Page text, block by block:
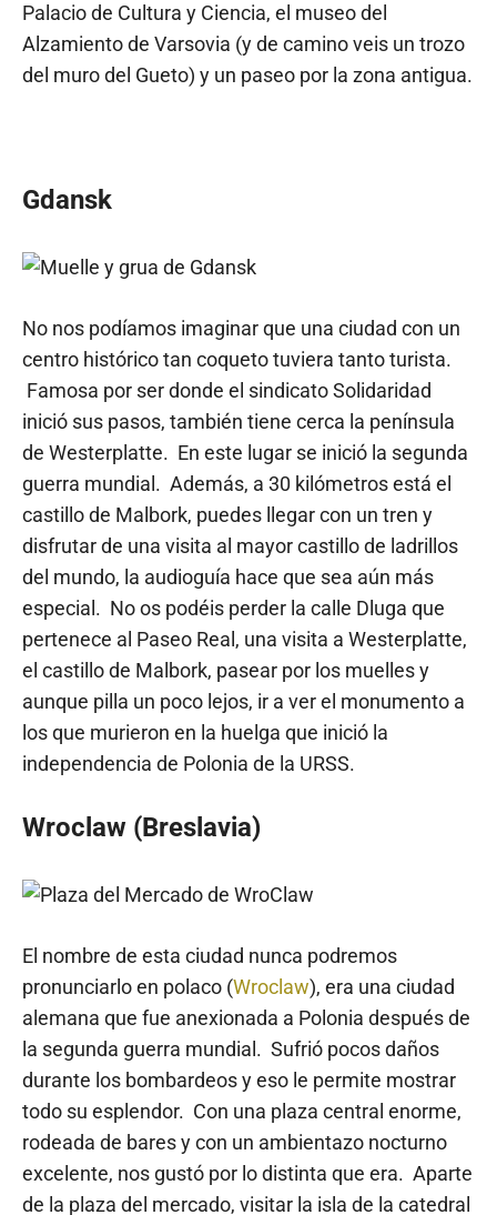
Palacio de Cultura y Ciencia, el museo del
Alzamiento de Varsovia (y de camino veis un trozo
del muro del Gueto) y un paseo por la zona antigua.
Gdansk
No nos podíamos imaginar que una ciudad con un
centro histórico tan coqueto tuviera tanto turista.
Famosa por ser donde el sindicato Solidaridad
inició sus pasos, también tiene cerca la península
de Westerplatte. En este lugar se inició la segunda
guerra mundial. Además, a 30 kilómetros está el
castillo de Malbork, puedes llegar con un tren y
disfrutar de una visita al mayor castillo de ladrillos
del mundo, la audioguía hace que sea aún más
especial. No os podéis perder la calle Dluga que
pertenece al Paseo Real, una visita a Westerplatte,
el castillo de Malbork, pasear por los muelles y
aunque pilla un poco lejos, ir a ver el monumento a
los que murieron en la huelga que inició la
independencia de Polonia de la URSS.
Wroclaw (Breslavia)
El nombre de esta ciudad nunca podremos
pronunciarlo en polaco (Wroclaw), era una ciudad
alemana que fue anexionada a Polonia después de
la segunda guerra mundial. Sufrió pocos daños
durante los bombardeos y eso le permite mostrar
todo su esplendor. Con una plaza central enorme,
rodeada de bares y con un ambientazo nocturno
excelente, nos gustó por lo distinta que era. Aparte
de la plaza del mercado, visitar la isla de la catedral